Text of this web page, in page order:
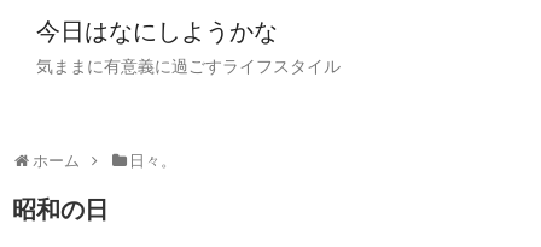
今日はなにしようかな
気ままに有意義に過ごすライフスタイル
ホーム 日々。
昭和の日